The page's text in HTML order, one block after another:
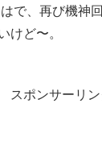
で、再び機神
けど〜。
スポンサーリン